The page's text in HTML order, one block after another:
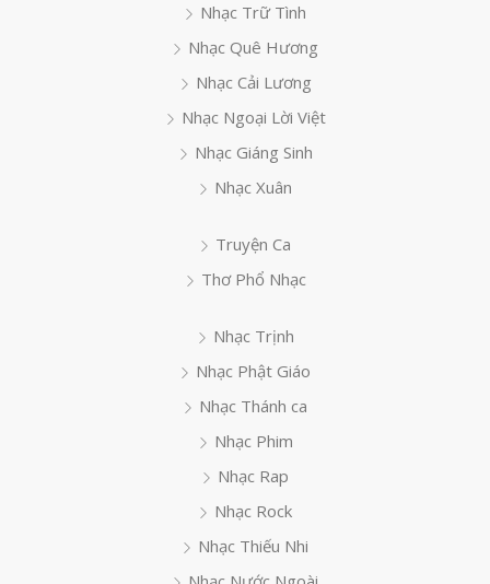
Nhạc Trữ Tình
Nhạc Quê Hương
Nhạc Cải Lương
Nhạc Ngoại Lời Việt
Nhạc Giáng Sinh
Nhạc Xuân
Truyện Ca
Thơ Phổ Nhạc
Nhạc Trịnh
Nhạc Phật Giáo
Nhạc Thánh ca
Nhạc Phim
Nhạc Rap
Nhạc Rock
Nhạc Thiếu Nhi